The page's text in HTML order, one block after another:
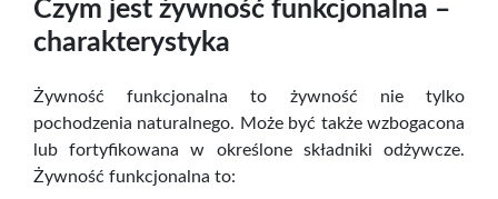
Czym jest żywność funkcjonalna –
charakterystyka
Żywność funkcjonalna to żywność nie tylko
pochodzenia naturalnego. Może być także wzbogacona
lub fortyfikowana w określone składniki odżywcze.
Żywność funkcjonalna to: